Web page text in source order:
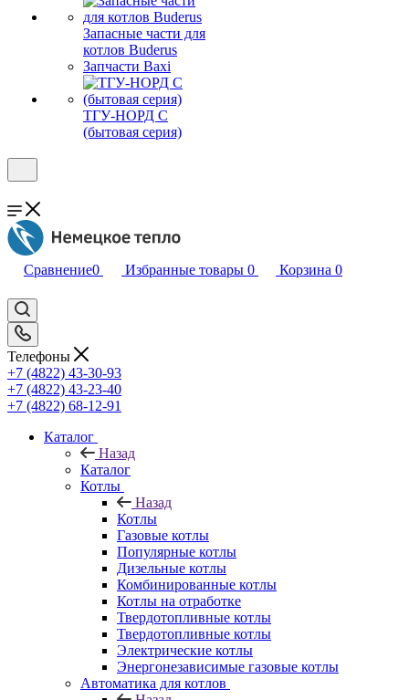
Запасные части для
котлов Buderus
Запчасти Baxi
ТГУ-НОРД С
(бытовая серия)
Сравнение0 Избранные товары 0 Корзина 0
Телефоны
+7 (4822) 43-30-93
+7 (4822) 43-23-40
+7 (4822) 68-12-91
Каталог
Назад
Каталог
Котлы
Назад
Котлы
Газовые котлы
Популярные котлы
Дизельные котлы
Комбинированные котлы
Котлы на отработке
Твердотопливные котлы
Твердотопливные котлы
Электрические котлы
Энергонезависимые газовые котлы
Автоматика для котлов